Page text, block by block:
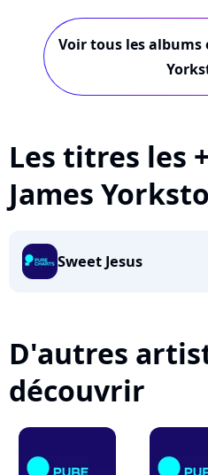
Voir tous les albums
Les titres les
James
Sweet Jesus
D'autres
découvrir